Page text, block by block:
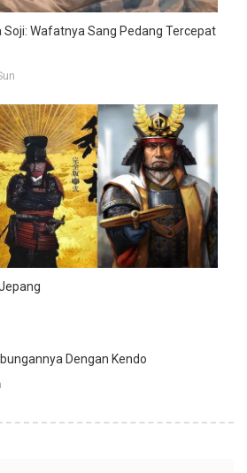
Soji: Wafatnya Sang Pedang Tercepat
Dengan Kendo